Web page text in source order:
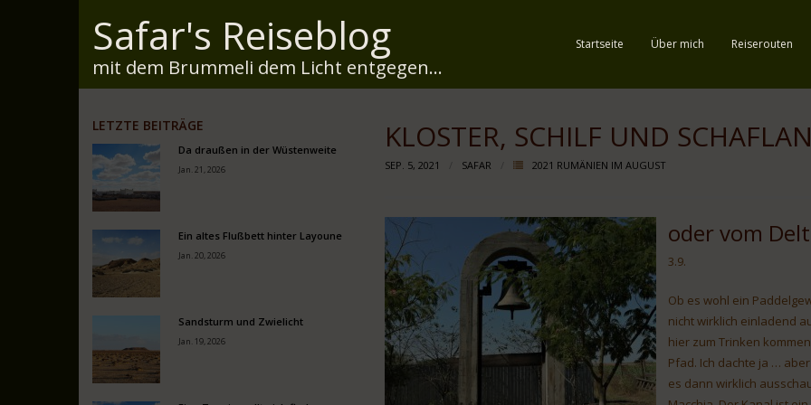
Safar's Reiseblog
mit dem Brummeli dem Licht entgegen...
Startseite Über mich Reiserouten
KLOSTER, SCHILF UND
SEP. 5, 2021 SAFAR 2021 RUMÄNIEN IM AUGUST
oder vom
3.9.
Ob es wohl ein
nicht wirklich einladend
hier zum Trinken
Pfad. Ich dachte ja …
es dann wirklich
LETZTE BEITRÄGE
Da draußen in der Wüstenweite
Jan. 21, 2026
Ein altes Flußbett hinter Layoune
Jan. 20, 2026
Sandsturm und Zwielicht
Jan. 19, 2026